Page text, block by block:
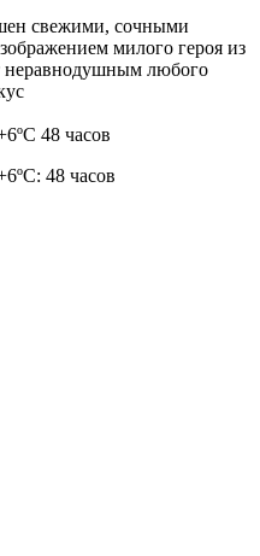
свежими, сочными
милого героя из
неравнодушным любого
48 часов
48 часов